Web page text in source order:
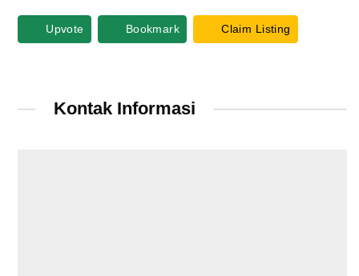
Upvote Bookmark Claim Listing
Kontak Informasi